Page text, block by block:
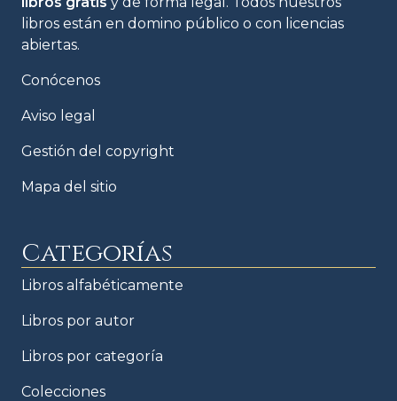
libros están en domino público o con licencias
abiertas.
Conócenos
Aviso legal
Gestión del copyright
Mapa del sitio
Categorías
Libros alfabéticamente
Libros por autor
Libros por categoría
Colecciones